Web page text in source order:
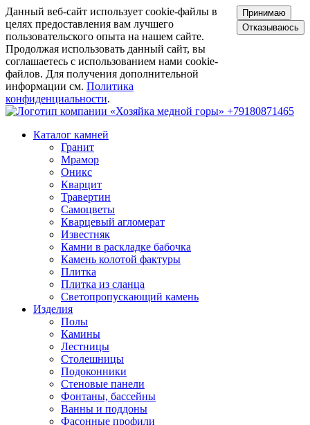
Данный веб-сайт использует cookie-файлы в
целях предоставления вам лучшего
пользовательского опыта на нашем сайте.
Продолжая использовать данный сайт, вы
соглашаетесь с использованием нами cookie-
файлов. Для получения дополнительной
информации см. Политика
конфиденциальности.
Принимаю
Отказываюсь
+79180871465
Каталог камней
Гранит
Мрамор
Оникс
Кварцит
Травертин
Самоцветы
Кварцевый агломерат
Известняк
Камни в раскладке бабочка
Камень колотой фактуры
Плитка
Плитка из сланца
Светопропускающий камень
Изделия
Полы
Камины
Лестницы
Столешницы
Подоконники
Стеновые панели
Фонтаны, бассейны
Ванны и поддоны
Фасонные профили